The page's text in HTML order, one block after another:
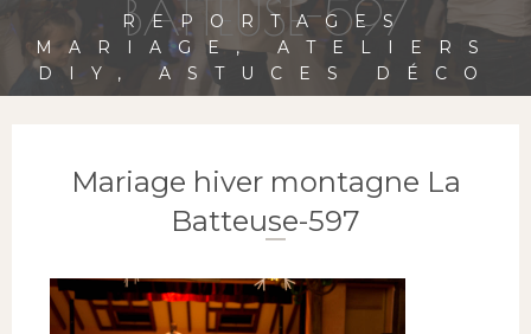
BATTEUSE-597
REPORTAGES
MARIAGE, ATELIERS
DIY, ASTUCES DÉCO
Mariage hiver montagne La
Batteuse-597